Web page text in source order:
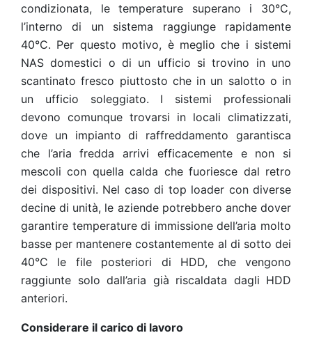
condizionata, le temperature superano i 30°C,
l’interno di un sistema raggiunge rapidamente
40°C. Per questo motivo, è meglio che i sistemi
NAS domestici o di un ufficio si trovino in uno
scantinato fresco piuttosto che in un salotto o in
un ufficio soleggiato. I sistemi professionali
devono comunque trovarsi in locali climatizzati,
dove un impianto di raffreddamento garantisca
che l’aria fredda arrivi efficacemente e non si
mescoli con quella calda che fuoriesce dal retro
dei dispositivi. Nel caso di top loader con diverse
decine di unità, le aziende potrebbero anche dover
garantire temperature di immissione dell’aria molto
basse per mantenere costantemente al di sotto dei
40°C le file posteriori di HDD, che vengono
raggiunte solo dall’aria già riscaldata dagli HDD
anteriori.
Considerare il carico di lavoro